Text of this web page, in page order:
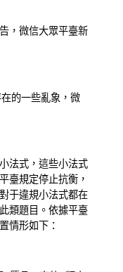
，微信大眾平臺新
的一些亂象，微
法式，這些小法式
臺規定停止抗衡，
于違規小法式都在
類題目。依據平臺
情形如下：